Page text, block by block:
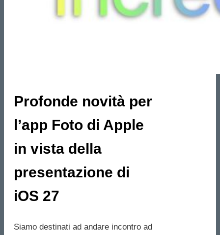
Profonde novità per
l’app Foto di Apple
in vista della
presentazione di
iOS 27
Siamo destinati ad andare incontro ad